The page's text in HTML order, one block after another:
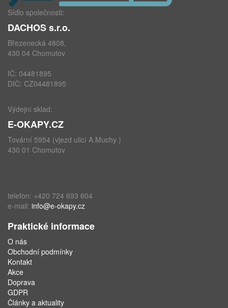
Sídlo společnosti:
DACHOS s.r.o.
Březenecká 4808,
430 04 Chomutov
IČ: 04481895
DIČ: CZ04481895
Výdejní sklad:
E-OKAPY.CZ
Tovární 5954 (vjezd ulicí A.Muchy )
430 01 Chomutov
telefon: +420 724 693 604
e-mail: info@e-okapy.cz
Praktické informace
O nás
Obchodní podmínky
Kontakt
Akce
Doprava
GDPR
Články a aktuality